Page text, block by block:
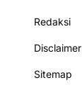
Redaksi
Disclaimer
Sitemap